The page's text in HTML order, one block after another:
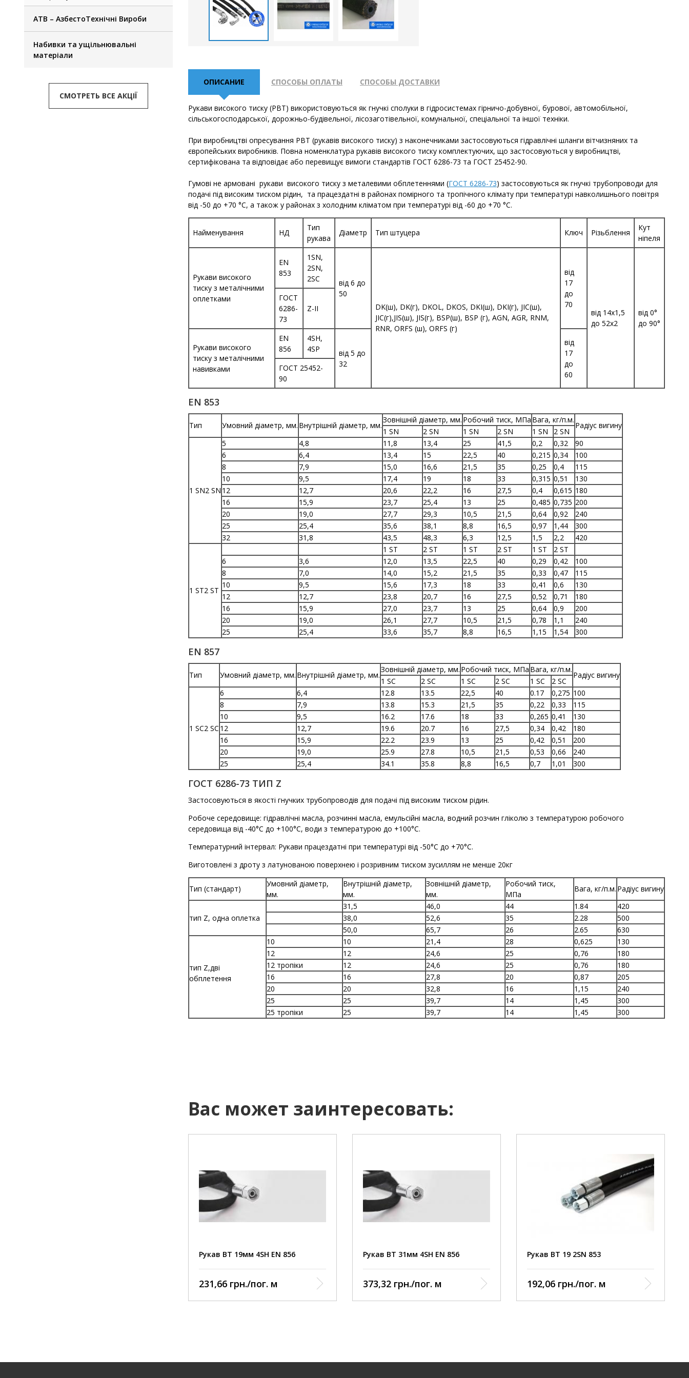
АТВ – АзбестоТехнічні Вироби
Набивки та ущільнювальні
матеріали
СМОТРЕТЬ ВСЕ АКЦІЇ
ОПИСАНИЕ СПОСОБЫ ОПЛАТЫ СПОСОБЫ ДОСТАВКИ
Рукави високого тиску (РВТ) використовуються як гнучкі сполуки в гідросистемах гірничо-добувної, бурової, автомобільної,
сільськогосподарської, дорожньо-будівельної, лісозаготівельної, комунальної, спеціальної та іншої техніки.
При виробництві опресування РВТ (рукавів високого тиску) з наконечниками застосовуються гідравлічні шланги вітчизняних та
європейських виробників. Повна номенклатура рукавів високого тиску комплектуючих, що застосовуються у виробництві,
сертифікована та відповідає або перевищує вимоги стандартів ГОСТ 6286-73 та ГОСТ 25452-90.
Гумові не армовані рукави високого тиску з металевими обплетеннями (ГОСТ 6286-73) застосовуються як гнучкі трубопроводи для
подачі під високим тиском рідин, та працездатні в районах помірного та тропічного клімату при температурі навколишнього повітря
від -50 до +70 °С, а також у районах з холодним кліматом при температурі від -60 до +70 °С.
Найменування НД
Тип
рукава
Діаметр Тип штуцера Ключ Різьблення
Кут
ніпеля
Рукави високого
тиску з металічними
оплетками
EN
853
1SN,
2SN,
2SC
від 6 до
50
DK(ш), DK(г), DKOL, DKOS, DKI(ш), DKI(г), JIC(ш),
JIC(г),JIS(ш), JIS(г), BSP(ш), BSP (г), AGN, AGR, RNM,
RNR, ORFS (ш), ORFS (г)
від
17
до
70
від 14х1,5
до 52х2
від 0°
до 90°
ГОСТ
6286-
73
Z-II
Рукави високого
тиску з металічними
навивками
EN
856
4SH,
4SP
від 5 до
32
від
17
до
60
ГОСТ 25452-
90
EN 853
Тип Умовний діаметр, мм. Внутрішній діаметр, мм.
Зовнішній діаметр, мм. Робочий тиск, МПа Вага, кг/п.м.
Радіус вигину
1 SN 2 SN 1 SN 2 SN 1 SN 2 SN
1 SN2 SN
5 4,8 11,8 13,4 25 41,5 0,2 0,32
90
6
6,4 13,4 15 22,5 40 0,215 0,34
100
8
7,9 15,0 16,6 21,5 35 0,25 0,4
115
10
9,5 17,4 19 18 33 0,315 0,51
130
12
12,7 20,6 22,2 16 27,5 0,4 0,615 180
16
15,9 23,7 25,4 13 25 0,485 0,735 200
20
19,0 27,7 29,3 10,5 21,5 0,64 0,92
240
25
25,4 35,6 38,1 8,8 16,5 0,97 1,44
300
32
31,8 43,5 48,3 6,3 12,5 1,5 2,2 420
1 ST2 ST
1 ST 2 ST 1 ST 2 ST 1 ST
2 ST
6
3,6 12,0 13,5 22,5 40 0,29 0,42
100
8
7,0 14,0 15,2 21,5 35 0,33 0,47
115
10
9,5 15,6 17,3 18 33 0,41 0,6
130
12
12,7 23,8 20,7 16 27,5 0,52 0,71
180
16
15,9 27,0 23,7 13 25 0,64 0,9
200
20
19,0 26,1 27,7 10,5 21,5 0,78 1,1
240
25
25,4 33,6 35,7 8,8 16,5 1,15 1,54 300
EN 857
Тип Умовний діаметр, мм. Внутрішній діаметр, мм.
Зовнішній діаметр, мм. Робочий тиск, МПа Вага, кг/п.м.
Радіус вигину
1 SC 2 SC 1 SC 2 SC 1 SC 2 SC
1 SC2 SC
6 6,4 12.8 13.5 22,5 40 0.17 0,275 100
8
7,9 13.8 15.3 21,5 35 0,22 0,33
115
10
9,5 16.2 17.6 18 33 0,265 0,41
130
12
12,7 19.6 20.7 16 27,5 0,34 0,42
180
16
15,9 22.2 23.9 13 25 0,42 0,51
200
20
19,0 25.9 27.8 10,5 21,5 0,53 0,66
240
25
25,4 34.1 35.8 8,8 16,5 0,7 1,01 300
ГОСТ 6286-73 ТИП Z
Застосовуються в якості гнучких трубопроводів для подачі під високим тиском рідин.
Робоче середовище: гідравлічні масла, розчинні масла, емульсійні масла, водний розчин гліколю з температурою робочого
середовища від -40°С до +100°С, води з температурою до +100°С.
Температурний інтервал: Рукави працездатні при температурі від -50°С до +70°С.
Виготовлені з дроту з латунованою поверхнею і розривним тиском зусиллям не менше 20кг
Тип (стандарт)
Умовний діаметр,
мм.
Внутрішній діаметр,
мм.
Зовнішній діаметр,
мм.
Робочий тиск,
МПа
Вага, кг/п.м. Радіус вигину
тип Z, одна оплетка
31,5 46,0 44 1.84
420
38,0
52,6 35 2.28
500
50,0
65,7 26 2.65 630
тип Z,дві
обплетення
10 10 21,4 28 0,625
130
12
12 24,6 25 0,76
180
12 тропіки
12 24,6 25 0,76
180
16
16 27,8 20 0,87
205
20
20 32,8 16 1,15
240
25
25 39,7 14 1,45
300
25 тропіки
25 39,7 14 1,45 300
Вас может заинтересовать:
Рукав ВТ 19мм 4SН EN 856
Внутрішній шар:
маслостійка синтетична гума
231,66 грн./пог. м
Рукав ВТ 31мм 4SН EN 856
Внутрішній шар:
маслостійка синтетична гума
373,32 грн./пог. м
Рукав ВТ 19 2SN 853
192,06 грн./пог. м